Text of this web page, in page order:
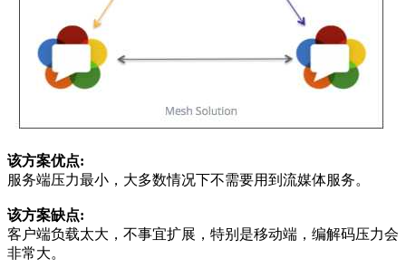
该方案优点:
服务端压力最小，大多数情况下不需要用到流媒体服务。
该方案缺点:
客户端负载太大，不事宜扩展，特别是移动端，编解码压力会
非常大。